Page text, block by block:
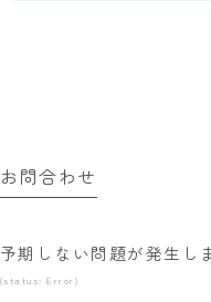
お問合わせ
予期しない問題が発生し
(status: Error)